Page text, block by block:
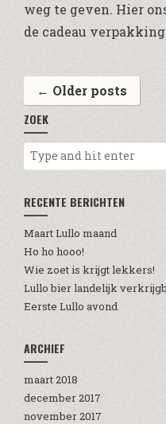
weg te geven. Hier
de cadeau
← Older posts
ZOEK
RECENTE BERICHTEN
Maart Lullo maand
Ho ho hooo!
Wie zoet is krijgt lekkers!
Lullo bier landelijk
Eerste Lullo avond
ARCHIEF
maart 2018
december 2017
november 2017